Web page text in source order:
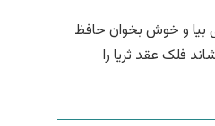
بیا و خوش بخوان حافظ
فلک عقد ثریا را